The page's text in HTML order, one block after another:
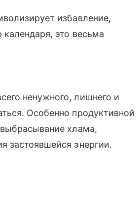
избавление,
это весьма
ненужного, лишнего и
Особенно продуктивной
хлама,
застоявшейся энергии.